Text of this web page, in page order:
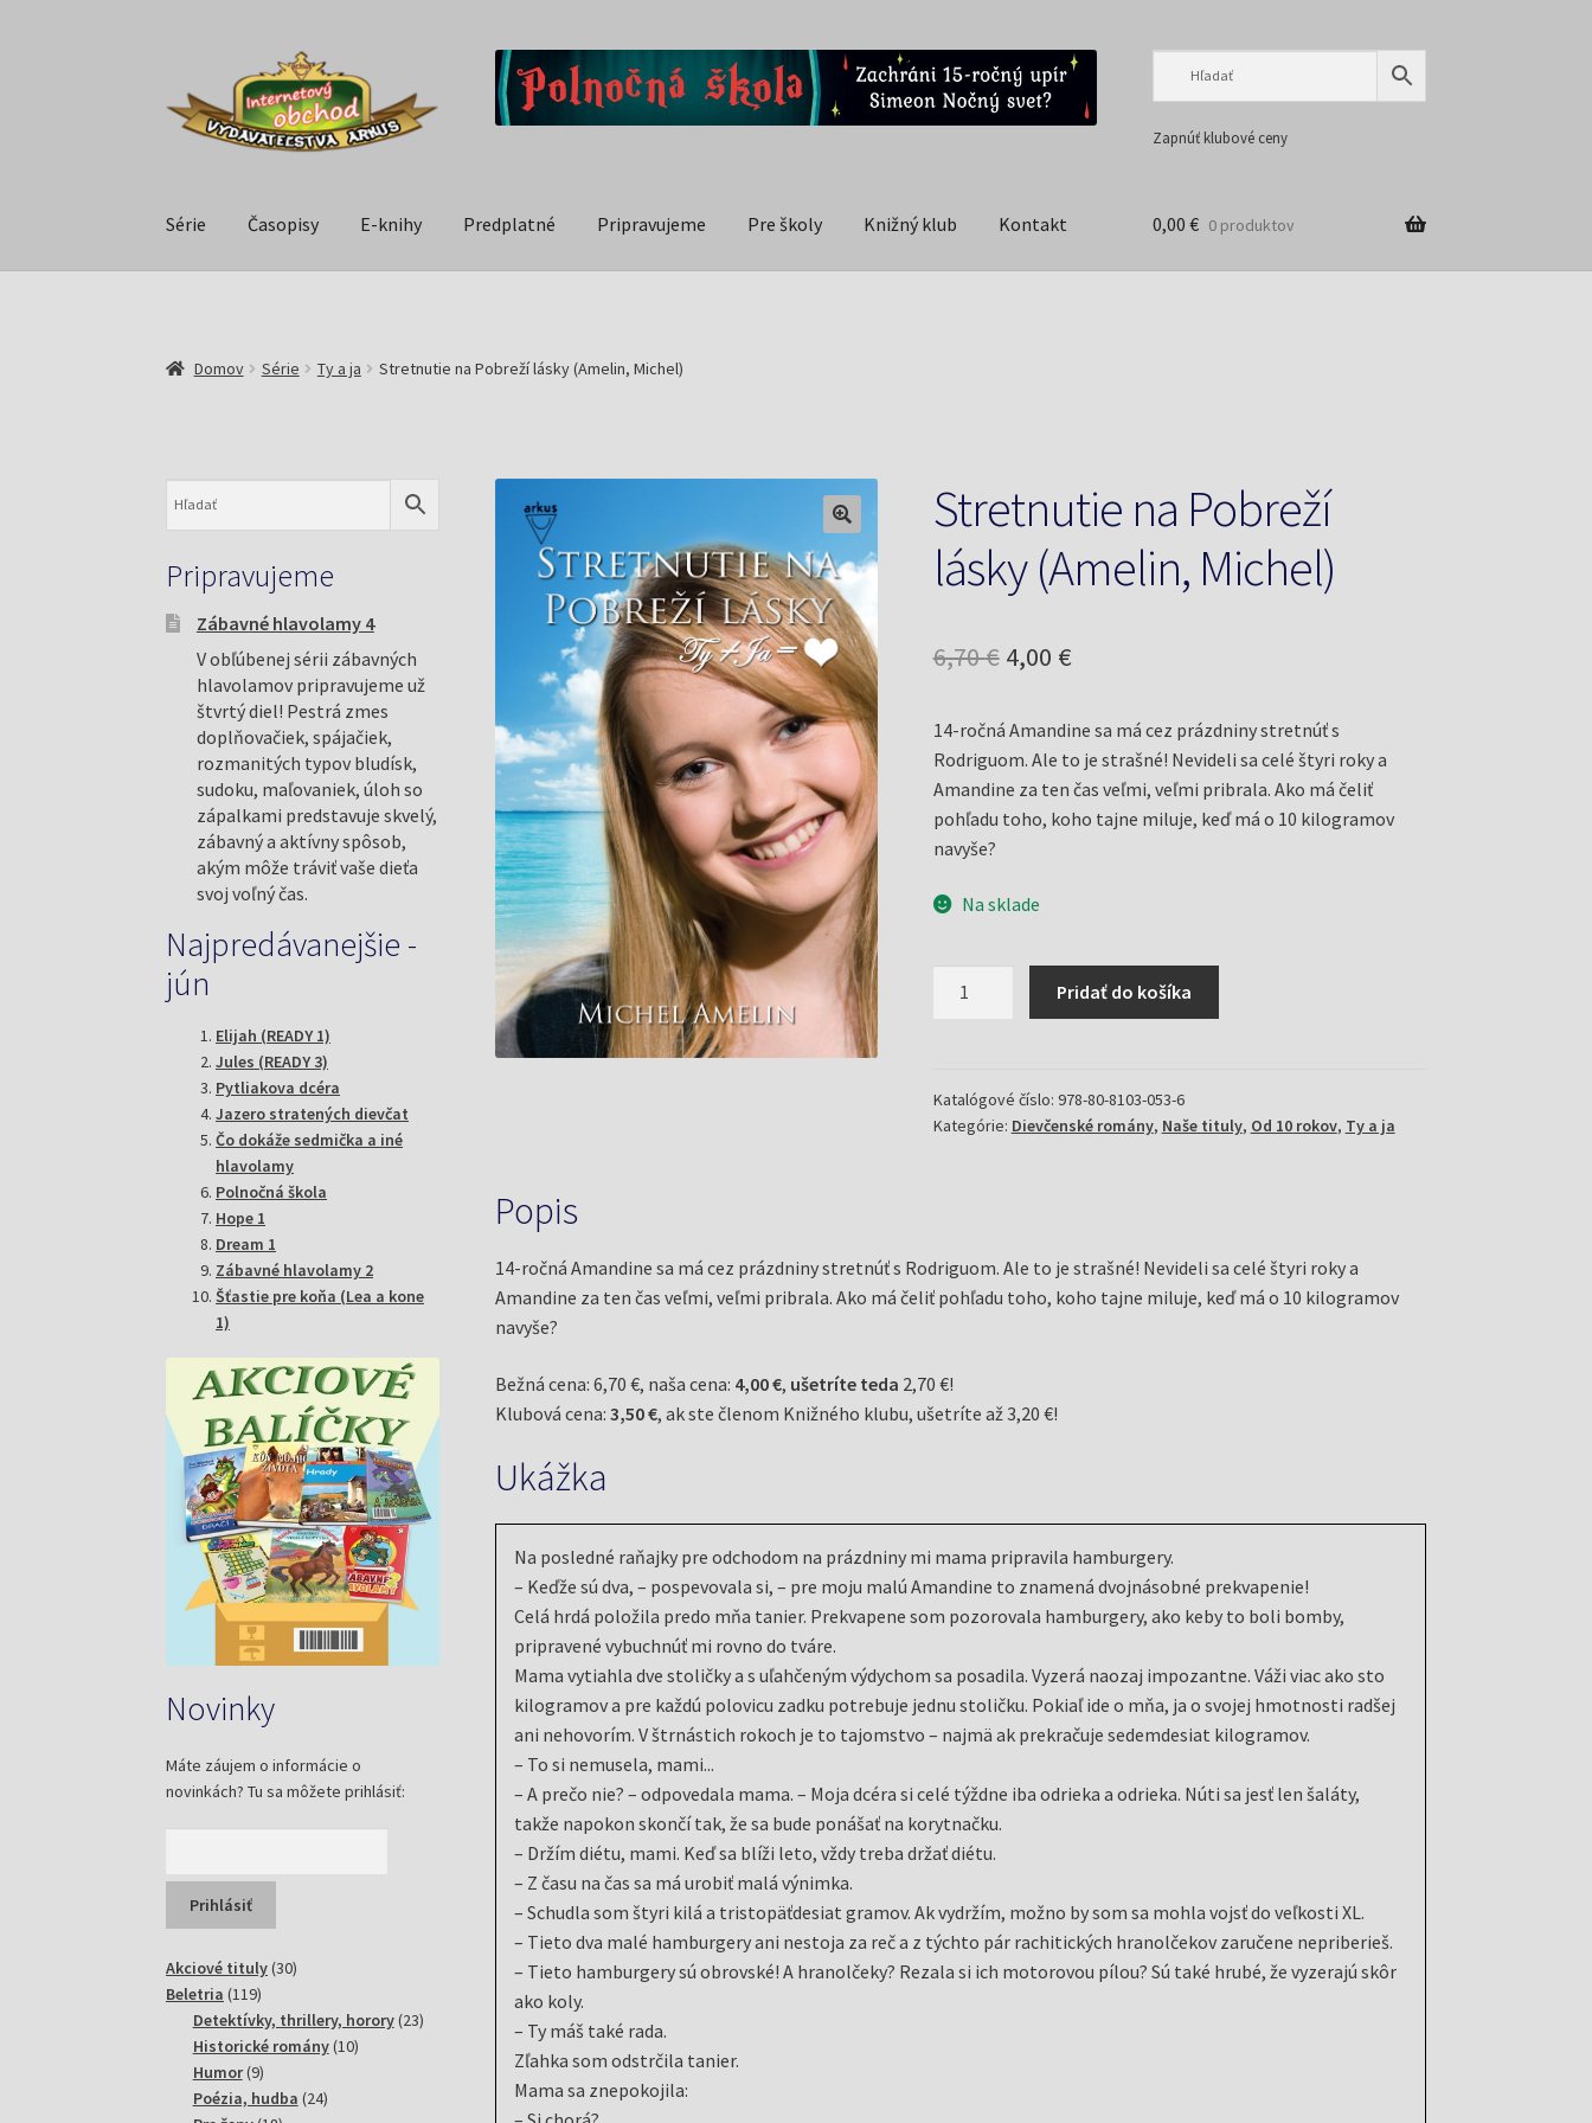
Zapnúť klubové ceny
Série Časopisy E-knihy Predplatné Pripravujeme Pre školy Knižný klub Kontakt 0,00 € 0 produktov
Domov Série Ty a ja Stretnutie na Pobreží lásky (Amelin, Michel)
Stretnutie na Pobreží
lásky (Amelin, Michel)
6,70€ Pôvodná
bola:
6,70 €.
4,00 €Aktuálna
je:
4,00 €.
14-ročná Amandine sa má cez prázdniny stretnúť s
Rodriguom. Ale to je strašné! Nevideli sa celé štyri roky a
Amandine za ten čas veľmi, veľmi pribrala. Ako má čeliť
pohľadu toho, koho tajne miluje, keď má o 10 kilogramov
navyše?
Na sklade
lásky
(Amelin,
Pridať do košíka
Katalógové číslo: 978-80-8103-053-6
Kategórie: Dievčenské romány, Naše tituly, Od 10 rokov, Ty a ja
Popis
14-ročná Amandine sa má cez prázdniny stretnúť s Rodriguom. Ale to je strašné! Nevideli sa celé štyri roky a
Amandine za ten čas veľmi, veľmi pribrala. Ako má čeliť pohľadu toho, koho tajne miluje, keď má o 10 kilogramov
navyše?
Bežná cena: 6,70 €, naša cena: 4,00 €, ušetríte teda 2,70 €!
Klubová cena: 3,50 €, ak ste členom Knižného klubu, ušetríte až 3,20 €!
Ukážka
Na posledné raňajky pre odchodom na prázdniny mi mama pripravila hamburgery.
– Keďže sú dva, – pospevovala si, – pre moju malú Amandine to znamená dvojnásobné prekvapenie!
Celá hrdá položila predo mňa tanier. Prekvapene som pozorovala hamburgery, ako keby to boli bomby,
pripravené vybuchnúť mi rovno do tváre.
Mama vytiahla dve stoličky a s uľahčeným výdychom sa posadila. Vyzerá naozaj impozantne. Váži viac ako sto
kilogramov a pre každú polovicu zadku potrebuje jednu stoličku. Pokiaľ ide o mňa, ja o svojej hmotnosti radšej
ani nehovorím. V štrnástich rokoch je to tajomstvo – najmä ak prekračuje sedemdesiat kilogramov.
– To si nemusela, mami...
– A prečo nie? – odpovedala mama. – Moja dcéra si celé týždne iba odrieka a odrieka. Núti sa jesť len šaláty,
takže napokon skončí tak, že sa bude ponášať na korytnačku.
– Držím diétu, mami. Keď sa blíži leto, vždy treba držať diétu.
– Z času na čas sa má urobiť malá výnimka.
– Schudla som štyri kilá a tristopäťdesiat gramov. Ak vydržím, možno by som sa mohla vojsť do veľkosti XL.
– Tieto dva malé hamburgery ani nestoja za reč a z týchto pár rachitických hranolčekov zaručene nepriberieš.
– Tieto hamburgery sú obrovské! A hranolčeky? Rezala si ich motorovou pílou? Sú také hrubé, že vyzerajú skôr
ako koly.
– Ty máš také rada.
Zľahka som odstrčila tanier.
Mama sa znepokojila:
Pripravujeme
Zábavné hlavolamy 4
V obľúbenej sérii zábavných
hlavolamov pripravujeme už
štvrtý diel! Pestrá zmes
doplňovačiek, spájačiek,
rozmanitých typov bludísk,
sudoku, maľovaniek, úloh so
zápalkami predstavuje skvelý,
zábavný a aktívny spôsob,
akým môže tráviť vaše dieťa
svoj voľný čas.
Najpredávanejšie -
jún
Elijah (READY 1)
Jules (READY 3)
Pytliakova dcéra
Jazero stratených dievčat
Čo dokáže sedmička a iné
hlavolamy
Polnočná škola
Hope 1
Dream 1
Zábavné hlavolamy 2
Šťastie pre koňa (Lea a kone
1)
Novinky
Máte záujem o informácie o
novinkách? Tu sa môžete prihlásiť:
Akciové tituly 3030
Beletria 119119
produktov
Detektívky, thrillery, horory 2323
Historické romány 1010
Humor 99
produktov
Poézia, hudba 2424